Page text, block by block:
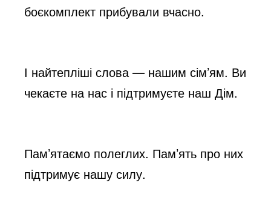
боєкомплект прибували вчасно.
І найтепліші слова — нашим сім’ям. Ви
чекаєте на нас і підтримуєте наш Дім.
Пам’ятаємо полеглих. Пам’ять про них
підтримує нашу силу.